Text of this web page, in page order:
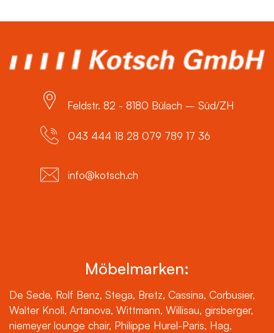
Feldstr. 82 - 8180 Bülach – Süd/ZH
043 444 18 28 079 789 17 36
info@kotsch.ch
Möbelmarken:
De Sede, Rolf Benz, Stega, Bretz, Cassina, Corbusier,
Walter Knoll, Artanova, Wittmann, Willisau, girsberger,
niemeyer lounge chair, Philippe Hurel-Paris, Hag,